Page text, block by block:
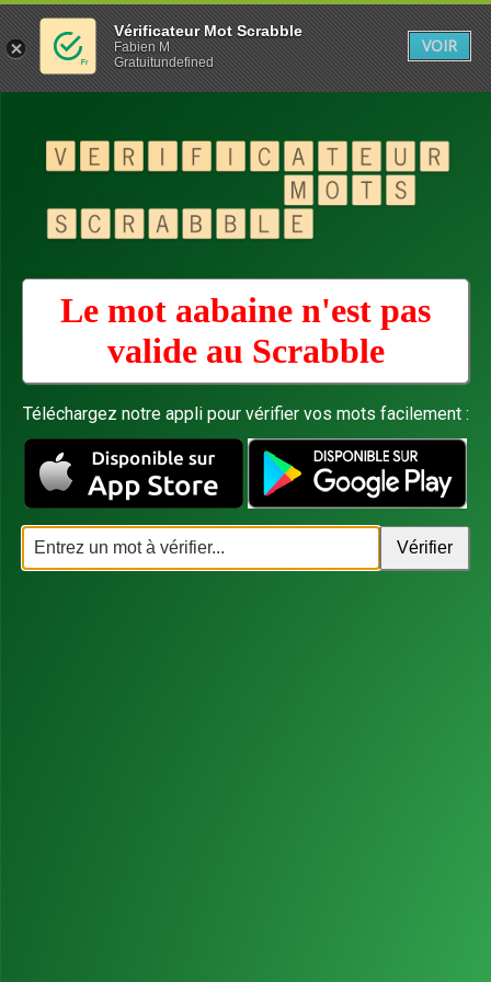
Le mot aabaine n'est pas
valide au Scrabble
Téléchargez notre appli pour vérifier vos mots facilement :
Vérificateur Mot Scrabble
Fabien M
Gratuitundefined
VOIR